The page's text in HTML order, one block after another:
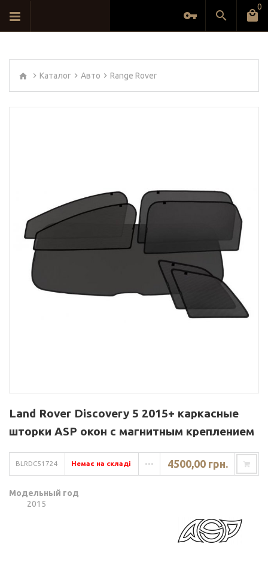
0
Каталог Авто Range Rover
Land Rover Discovery 5 2015+ каркасные
шторки ASP окон с магнитным креплением
BLRDC51724 Немає на складі --- 4500,00 грн.
Модельный год
2015